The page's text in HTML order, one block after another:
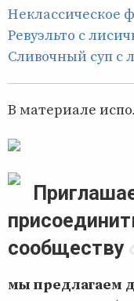
Неклассическое
Ревуэльто с
Сливочный суп с
В материале
сообществу
мы предлагаем